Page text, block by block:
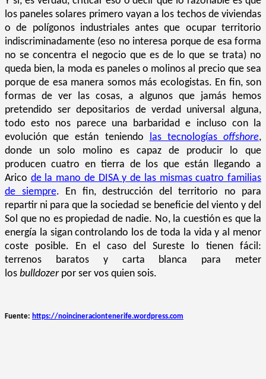
los paneles solares primero vayana los techos de viviendas
o de polígonos industriales antes que ocupar territorio
indiscriminadamente (eso no interesa porque de esa forma
no se concentra el negocio que es de lo que se trata) no
queda bien, la moda es paneles o molinos al precio que sea
porque de esa manera somos más ecologistas. En fin, son
formas de ver las cosas, a algunos que jamás hemos
pretendido ser depositarios de verdad universal alguna,
todo esto nos parece una barbaridad e incluso con la
evolución que están teniendo las tecnologíasoffshore,
donde un solo molino es capaz de producir lo que
producen cuatro en tierra de los que están llegando a
Arico de la mano de DISA y de las mismas cuatro familias
de siempre. En fin, destrucción del territorio no para
repartir ni para que la sociedad se beneficie del viento y del
Sol que no es propiedad de nadie. No, la cuestión es que la
energía la sigan controlando los de toda la vida y al menor
coste posible. En el caso del Sureste lo tienen fácil:
terrenos baratos y carta blanca para meter
los bulldozerpor ser vos quien sois.
Fuente: https://noincineraciontenerife.wordpress.com